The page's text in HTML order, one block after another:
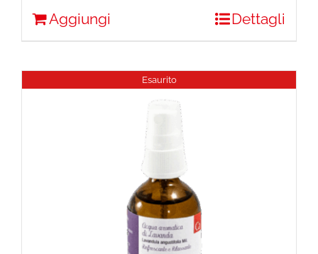
Aggiungi Dettagli
Esaurito